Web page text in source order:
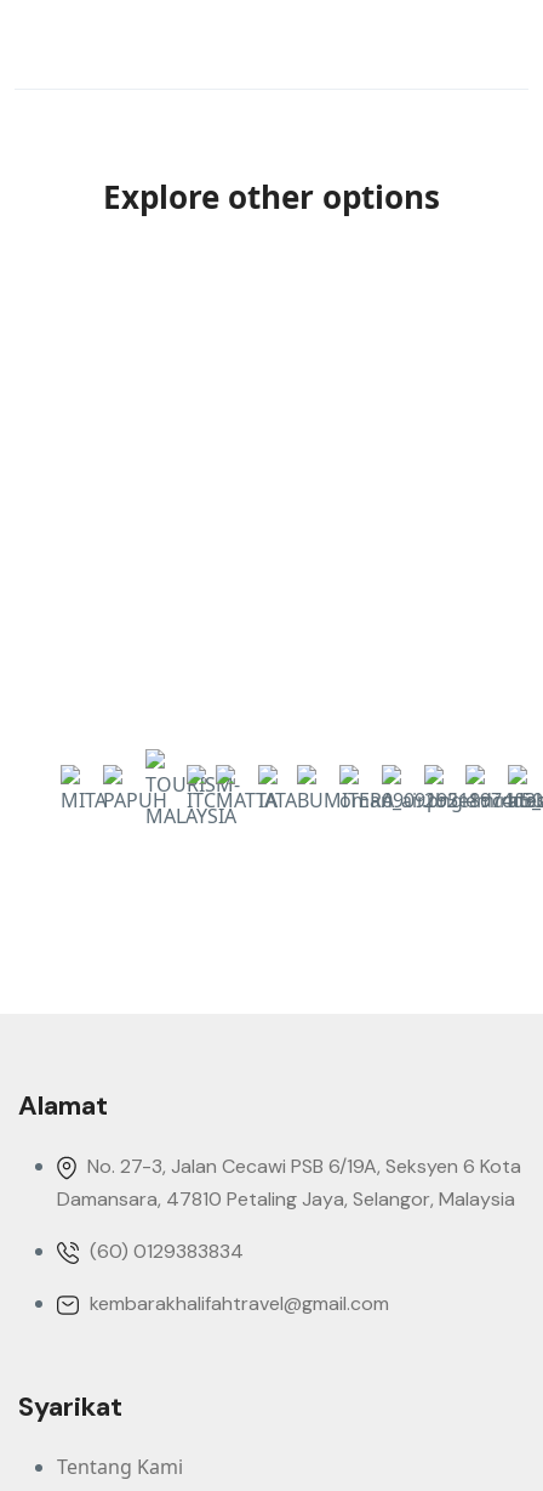
Explore other options
Alamat
No. 27-3, Jalan Cecawi PSB 6/19A, Seksyen 6 Kota
Damansara, 47810 Petaling Jaya, Selangor, Malaysia
(60) 0129383834
kembarakhalifahtravel@gmail.com
Syarikat
Tentang Kami